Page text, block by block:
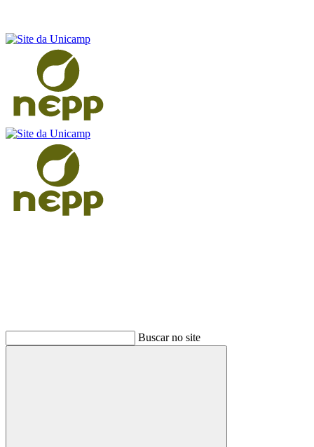
Buscar no site